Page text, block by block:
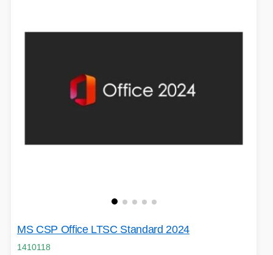
MS CSP Office LTSC Standard 2024
1410118